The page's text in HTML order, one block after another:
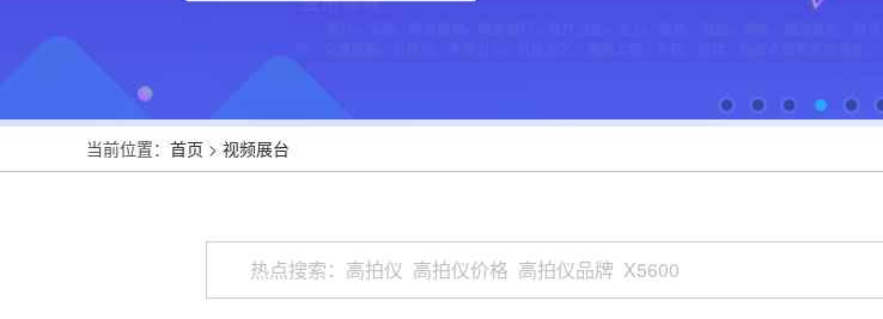
当前位置： 首页 > 视频展台